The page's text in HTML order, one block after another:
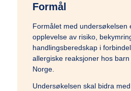
Temaer
Formål
Formålet med undersøkelsen
opplevelse av risiko,
handlingsberedskap i
allergiske reaksjoner hos
Norge.
Undersøkelsen skal bidra